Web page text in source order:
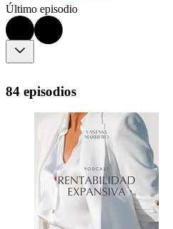
Último episodio
84 episodios